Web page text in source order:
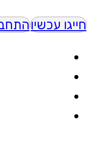
חייגו עכשיו